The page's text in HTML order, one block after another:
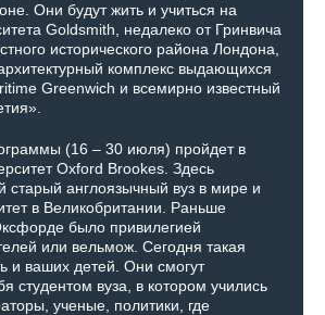
Они будут жить и учиться на
Goldsmith, недалеко от Гринвича
исторического района Лондона,
комплекс выдающихся
Greenwich и всемирно известный
(16 – 30 июля) пройдет в
Oxford Brookes. Здесь
старый англоязычный вуз в мире и
в Великобритании. Раньше
было привилегией
или вельмож. Сегодня такая
и ваших детей. Они смогут
студентом вуза, в котором учились
ученые, политики, где